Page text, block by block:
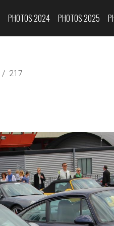
PHOTOS 2024 PHOTOS 2025
217